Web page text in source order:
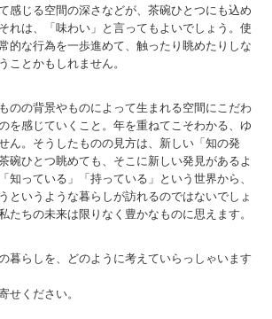
感じる空間の深さなどが、茶碗ひとつにも込め
れは、「味わい」と言ってもよいでしょう。使
的な行為を一歩進めて、触ったり眺めたりしな
ことかもしれません。
のの背景やものによって生まれる空間にこだわ
を感じていくこと。年を重ねてこそわかる、ゆ
ん。そうしたものの見方は、新しい「知の発
碗ひとつ眺めても、そこに新しい発見があるよ
知っている」「持っている」という世界から、
というような暮らしが訪れるのではないでしょ
たちの未来は限りなく豊かなものに思えます。
暮らしを、どのように考えていらっしゃいます
せください。